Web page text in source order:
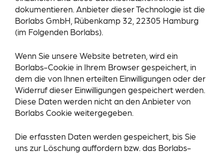
dokumentieren. Anbieter dieser Technologie ist die
Borlabs GmbH, Rübenkamp 32, 22305 Hamburg
(im Folgenden Borlabs).
Wenn Sie unsere Website betreten, wird ein
Borlabs-Cookie in Ihrem Browser gespeichert, in
dem die von Ihnen erteilten Einwilligungen oder der
Widerruf dieser Einwilligungen gespeichert werden.
Diese Daten werden nicht an den Anbieter von
Borlabs Cookie weitergegeben.
Die erfassten Daten werden gespeichert, bis Sie
uns zur Löschung auffordern bzw. das Borlabs-